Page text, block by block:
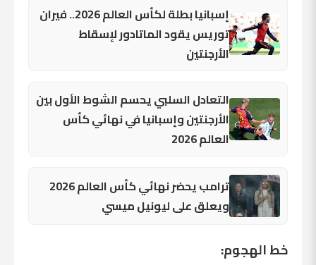
إسبانيا بطلة لكأس العالم 2026.. فيران
توريس يقود الماتادور لإسقاط
الأرجنتين
التعادل السلبي يحسم الشوط الأول بين
الأرجنتين وإسبانيا في نهائي كأس
العالم 2026
ترامب يحضر نهائي كأس العالم 2026
ويعلق على ليونيل ميسي
خط الهجوم: